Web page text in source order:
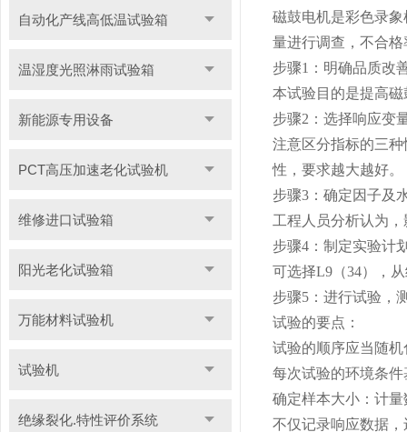
自动化产线高低温试验箱
温湿度光照淋雨试验箱
新能源专用设备
PCT高压加速老化试验机
维修进口试验箱
阳光老化试验箱
万能材料试验机
试验机
绝缘裂化.特性评价系统
磁鼓电机是彩色录
量进行调查，不合
步骤1：明确品质改
本试验目的是提高
步骤2：选择响应变
注意区分指标的三
性，要求越大越好。
步骤3：确定因子及
工程人员分析认为
步骤4：制定实验计
可选择L9（34），
步骤5：进行试验，
试验的要点：
试验的顺序应当随机
每次试验的环境条
确定样本大小：计
不仅记录响应数据